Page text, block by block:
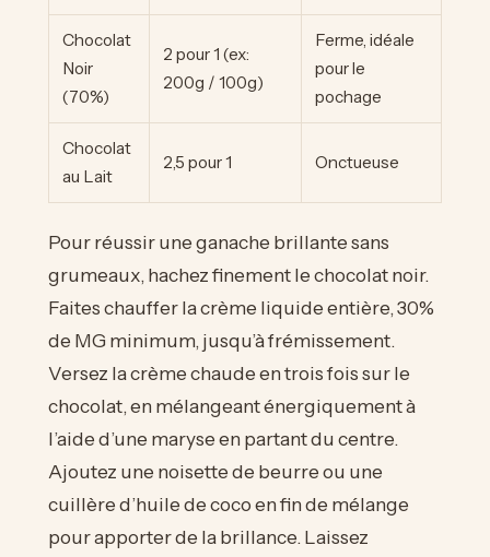
Chocolat
Noir
(70%)
2 pour 1 (ex:
200g / 100g)
Ferme, idéale
pour le
pochage
Chocolat
au Lait
2,5 pour 1 Onctueuse
Pour réussir une ganache brillante sans
grumeaux, hachez finement le chocolat noir.
Faites chauffer la crème liquide entière, 30%
de MG minimum, jusqu’à frémissement.
Versez la crème chaude en trois fois sur le
chocolat, en mélangeant énergiquement à
l’aide d’une maryse en partant du centre.
Ajoutez une noisette de beurre ou une
cuillère d’huile de coco en fin de mélange
pour apporter de la brillance. Laissez